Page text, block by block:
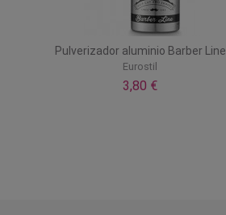
Pulverizador aluminio Barber Line
Eurostil
3,80 €